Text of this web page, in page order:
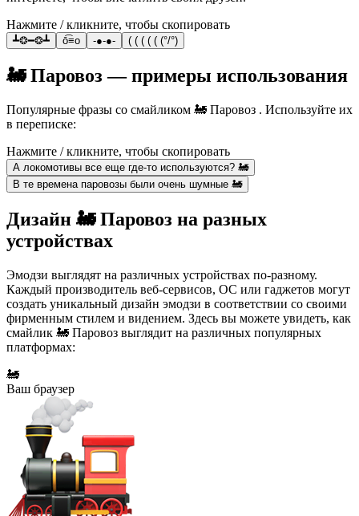
Нажмите / кликните, чтобы скопировать
┻❂━❂┻ ō͡≡o -●-●- ( ( ( ( ( (°/°)
🚂 Паровоз — примеры использования
Популярные фразы со смайликом 🚂 Паровоз . Используйте их
в переписке:
Нажмите / кликните, чтобы скопировать
А локомотивы все еще где-то используются? 🚂
В те времена паровозы были очень шумные 🚂
Дизайн 🚂 Паровоз на разных
устройствах
Эмодзи выглядят на различных устройствах по-разному.
Каждый производитель веб-сервисов, ОС или гаджетов могут
создать уникальный дизайн эмодзи в соответствии со своими
фирменным стилем и видением. Здесь вы можете увидеть, как
смайлик 🚂 Паровоз выглядит на различных популярных
платформах:
🚂
Ваш браузер